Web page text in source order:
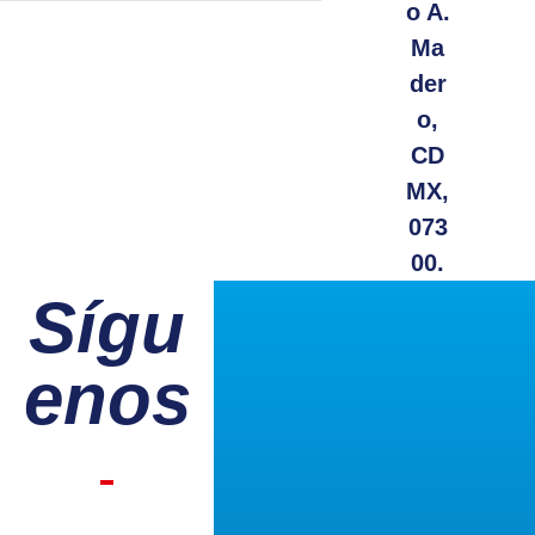
o A.
Ma
der
o,
CD
MX,
073
00.
Sígu
enos